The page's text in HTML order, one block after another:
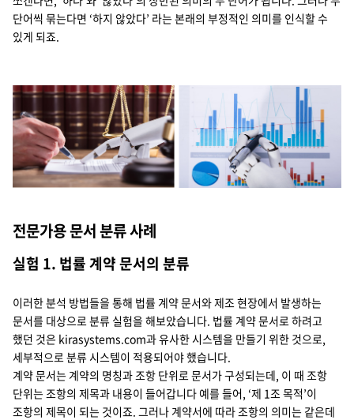
단어씩 묶는다면 ‘하지 않았다’ 라는 본래의 부정적인 의미를 인식할 수
있게 되죠.
전문가용 문서 분류 사례
실험 1. 법률 계약 문서의 분류
이러한 분석 방법들을 통해 법률 계약 문서와 제조 현장에서 발생하는
문서를 대상으로 분류 실험을 해보았습니다. 법률 계약 문서로 하려고
했던 것은 kirasystems.com과 유사한 시스템을 만들기 위한 것으로,
세부적으로 분류 시스템이 적용되어야 했습니다.
계약 문서는 계약의 명칭과 조항 단위로 문서가 구성되는데, 이 때 조항
단위는 조항의 제목과 내용이 들어갑니다 예를 들어, ‘제 1조 목적’이
조항의 제목이 되는 것이죠. 그러나 계약서에 따라 조항의 의미는 같은데